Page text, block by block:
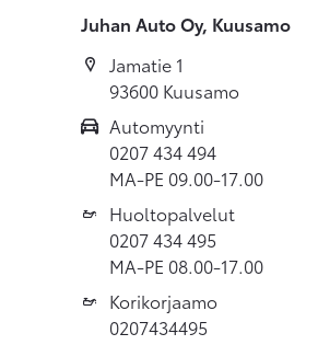
Juhan Auto Oy, Kuusamo
Jamatie 1
93600 Kuusamo
Automyynti
0207 434 494
MA-PE 09.00-17.00
Huoltopalvelut
0207 434 495
MA-PE 08.00-17.00
Korikorjaamo
0207434495